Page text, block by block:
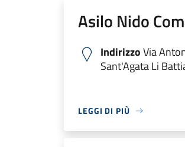
Asilo Nido
IndirizzoVia
Sant'Agata Li
LEGGI DI PIÙ